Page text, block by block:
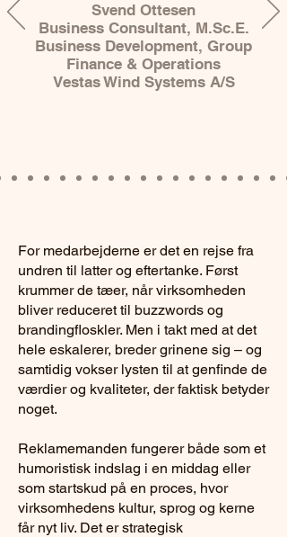
Svend Ottesen
Business Consultant, M.Sc.E.
Business Development, Group
Finance & Operations
Vestas Wind Systems A/S
For medarbejderne er det en rejse fra
undren til latter og eftertanke. Først
krummer de tæer, når virksomheden
bliver reduceret til buzzwords og
brandingfloskler. Men i takt med at det
hele eskalerer, breder grinene sig – og
samtidig vokser lysten til at genfinde de
værdier og kvaliteter, der faktisk betyder
noget.
Reklamemanden fungerer både som et
humoristisk indslag i en middag eller
som startskud på en proces, hvor
virksomhedens kultur, sprog og kerne
får nyt liv. Det er strategisk